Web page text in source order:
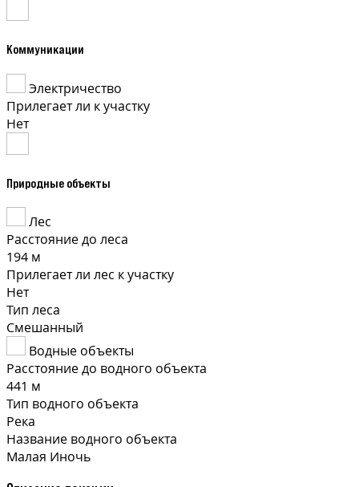
Коммуникации
Электричество
Прилегает ли к участку
Нет
Природные объекты
Лес
Расстояние до леса
194 м
Прилегает ли лес к участку
Нет
Тип леса
Смешанный
Водные объекты
Расстояние до водного объекта
441 м
Тип водного объекта
Река
Название водного объекта
Малая Иночь